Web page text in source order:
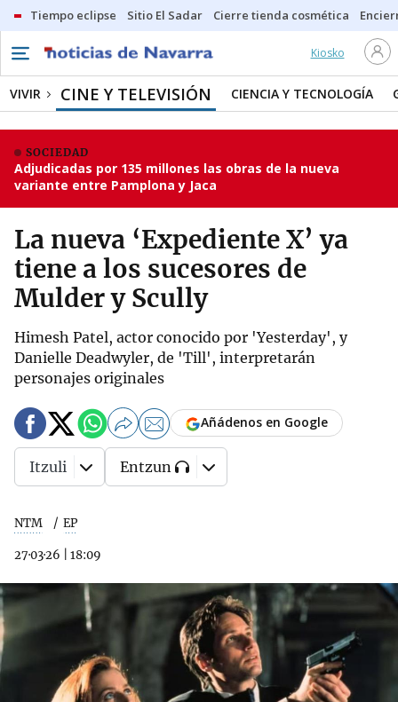
Tiempo eclipse Sitio El Sadar Cierre tienda cosmética
Kiosko
VIVIR CINE Y TELEVISIÓN CIENCIA Y TECNOLOGÍA
SOCIEDAD
Adjudicadas por 135 millones las obras de la nueva
variante entre Pamplona y Jaca
La nueva ‘Expediente X’ ya
tiene a los sucesores de
Mulder y Scully
Himesh Patel, actor conocido por 'Yesterday', y
Danielle Deadwyler, de 'Till', interpretarán
personajes originales
NTM EP
27·03·26 18:09
Añádenos en Google
Itzuli Entzun